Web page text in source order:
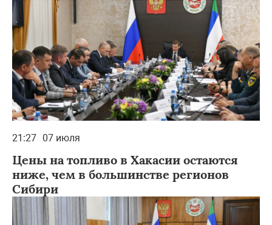
21:27 07 июля
Цены на топливо в Хакасии остаются
ниже, чем в большинстве регионов
Сибири